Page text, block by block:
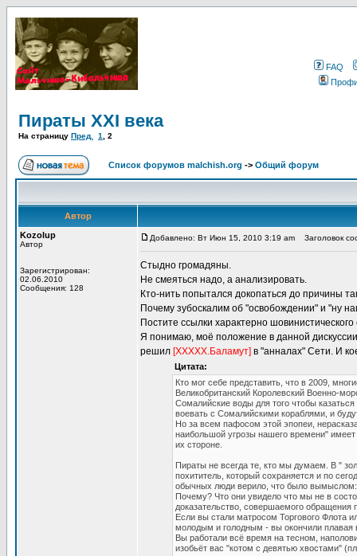
FAQ
Пираты XXI века
На страницу Пред. 1 2
Список форумов malchish.org -> Общий форум
Автор
Kozolup
Автор
Зарегистрирован:
02.06.2010
Сообщения: 128
Добавлено: Вт Июн 15, 2010 3:19 am Заголовок
Стыдно громадяны.
Не смеяться надо, а анализировать.
Кто-нить попытался докопаться до причины
Почему зубоскалим об "освобождении" и "ну
Постите ссылки характерно
Я понимаю, моё положение в данной
решил [XXXXX.Баламут] в "анналах" Сети. И
Цитата:
Кто мог себе представить, что в 2009,
Великобританский Королевский Военно-
Сомалийские воды для того чтобы
воевать с Сомалийскими кораблями, и
Но за всем пафосом этой эпопеи,
наибольшой угрозы нашего времени"
их стороне.
Пираты не всегда те, кто мы думаем. В "
похититель, который сохраняется и по
обычных люди верило, что было вымыслом:
Почему? Что они увидело что мы не в
доказательство, совершаемого
Если вы стали матросом Торгового Флота
молодым и голодным - вы окончили плавая
Вы работали всё время на тесном,
изобьёт вас "котом с девятью хвостами"